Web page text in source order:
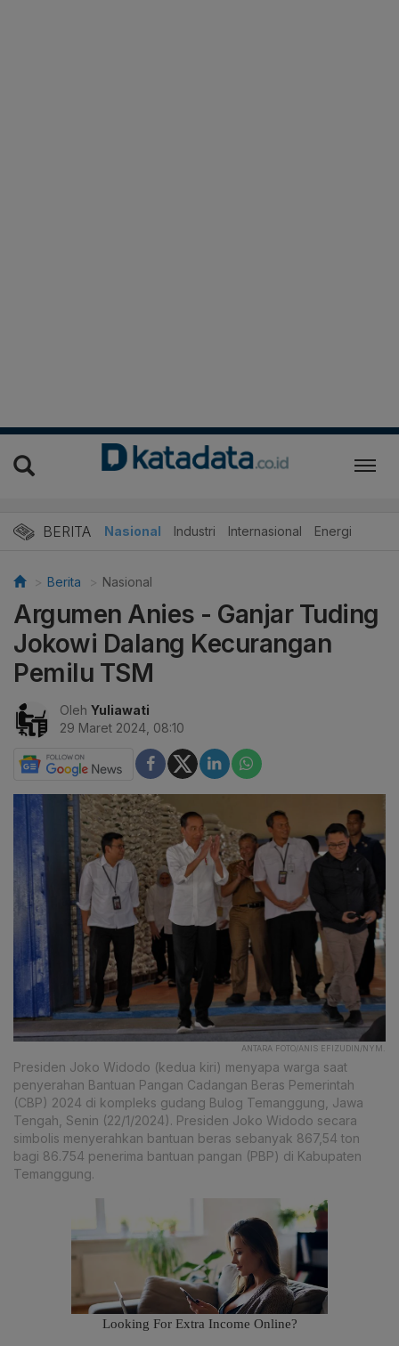
BERITA Nasional Industri Internasional Energi
Berita Nasional
Argumen Anies - Ganjar Tuding
Jokowi Dalang Kecurangan
Pemilu TSM
Oleh Yuliawati
29 Maret 2024, 08:10
ANTARA FOTO/ANIS EFIZUDIN/NYM.
Presiden Joko Widodo (kedua kiri) menyapa warga saat
penyerahan Bantuan Pangan Cadangan Beras Pemerintah
(CBP) 2024 di kompleks gudang Bulog Temanggung, Jawa
Tengah, Senin (22/1/2024). Presiden Joko Widodo secara
simbolis menyerahkan bantuan beras sebanyak 867,54 ton
bagi 86.754 penerima bantuan pangan (PBP) di Kabupaten
Temanggung.